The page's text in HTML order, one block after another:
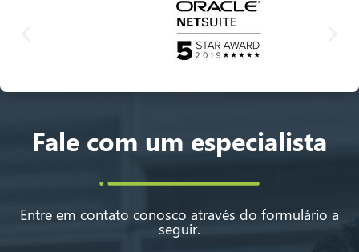
Fale com um especialista
Entre em contato conosco através do formulário a
seguir.